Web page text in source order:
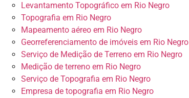
Levantamento Topográfico em Rio Negro
Topografia em Rio Negro
Mapeamento aéreo em Rio Negro
Georreferenciamento de imóveis em Rio Negro
Serviço de Medição de Terreno em Rio Negro
Medição de terreno em Rio Negro
Serviço de Topografia em Rio Negro
Empresa de topografia em Rio Negro